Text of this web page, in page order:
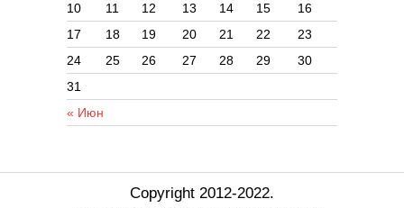
« Июн
10
11 12 13 14 15
16
17
18 19 20 21 22
23
24
25 26 27 28 29
30
31
Copyright 2012-2022.